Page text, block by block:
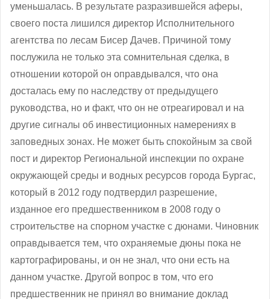
уменьшалась. В результате разразившейся аферы,
своего поста лишился директор Исполнительного
агентства по лесам Бисер Дачев. Причиной тому
послужила не только эта сомнительная сделка, в
отношении которой он оправдывался, что она
досталась ему по наследству от предыдущего
руководства, но и факт, что он не отреагировал и на
другие сигналы об инвестиционных намерениях в
заповедных зонах. Не может быть спокойным за свой
пост и директор Региональной инспекции по охране
окружающей среды и водных ресурсов города Бургас,
который в 2012 году подтвердил разрешение,
изданное его предшественником в 2008 году о
строительстве на спорном участке с дюнами. Чиновник
оправдывается тем, что охраняемые дюны пока не
картографированы, и он не знал, что они есть на
данном участке. Другой вопрос в том, что его
предшественник не принял во внимание доклад